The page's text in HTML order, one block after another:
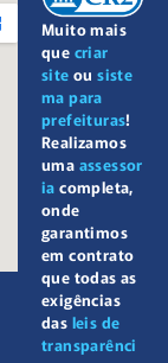
Muito mais
que criar
site ousiste
ma para
prefeituras!
Realizamos
uma assessor
ia completa,
onde
garantimos
em contrato
que todas as
exigências
das leis de
transparênci